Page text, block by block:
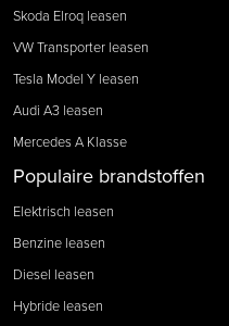
Skoda Elroq leasen
VW Transporter leasen
Tesla Model Y leasen
Audi A3 leasen
Mercedes A Klasse
Populaire brandstoffen
Elektrisch leasen
Benzine leasen
Diesel leasen
Hybride leasen